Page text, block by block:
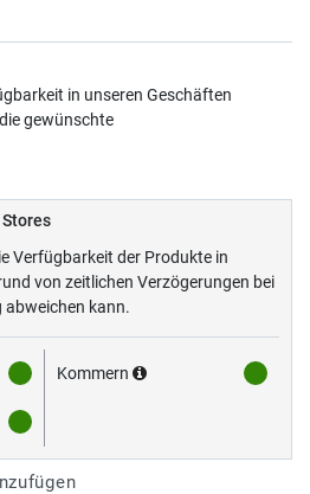
in unseren Geschäften
gewünschte
Verfügbarkeit der Produkte in
von zeitlichen Verzögerungen bei
kann.
Kommern